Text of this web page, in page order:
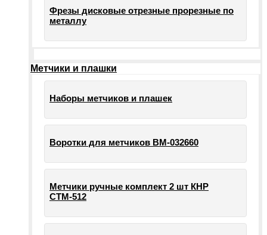
Фрезы дисковые отрезные прорезные по
металлу
Метчики и плашки
Наборы метчиков и плашек
Воротки для метчиков ВМ-032660
Метчики ручные комплект 2 шт КНР
СТМ-512